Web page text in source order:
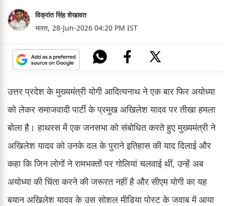
विक्रांत सिंह शेखावत
भारत, 28-Jun-2026 04:20 PM IST
उत्तर प्रदेश के मुख्यमंत्री योगी आदित्यनाथ ने एक बार फिर अयोध्या
को लेकर समाजवादी पार्टी के प्रमुख अखिलेश यादव पर तीखा हमला
बोला है। हाथरस में एक जनसभा को संबोधित करते हुए मुख्यमंत्री ने
अखिलेश यादव को उनके दल के पुराने इतिहास की याद दिलाई और
कहा कि जिन लोगों ने रामभक्तों पर गोलियां चलवाई थीं, उन्हें अब
अयोध्या की चिंता करने की जरूरत नहीं है और सीएम योगी का यह
बयान अखिलेश यादव के उस सोशल मीडिया पोस्ट के जवाब में आया